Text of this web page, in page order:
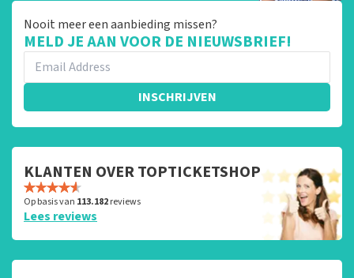
Nooit meer een aanbieding missen?
MELD JE AAN VOOR DE NIEUWSBRIEF!
INSCHRIJVEN
KLANTEN OVER TOPTICKETSHOP
Op basis van 113.182reviews
Lees reviews